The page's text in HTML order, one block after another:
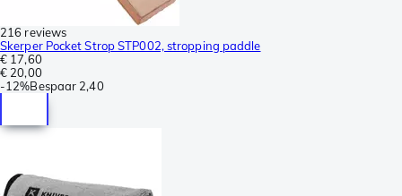
216 reviews
Skerper Pocket Strop STP002, stropping paddle
€ 17,60
€ 20,00
-12%Bespaar 2,40